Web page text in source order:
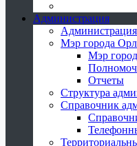
Администрация
Администрация
Мэр города
Мэр
Отчеты
Структура
Справочник